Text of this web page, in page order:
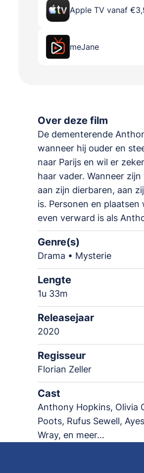
Apple TV vanaf
meJane
Over deze film
De dementerende
wanneer hij ouder en
naar Parijs en wil er
haar vader. Wanneer
aan zijn dierbaren, aan
is. Personen en
even verward is als
Genre(s)
Drama • Mysterie
Lengte
1u 33m
Releasejaar
2020
Regisseur
Florian Zeller
Cast
Anthony Hopkins, Olivia
Poots, Rufus Sewell,
Wray, en meer...